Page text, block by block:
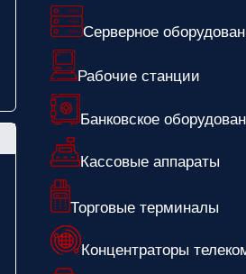
Серверное
Рабочие станции
Банковское
Кассовые аппараты
Торговые терминалы
Концентраторы